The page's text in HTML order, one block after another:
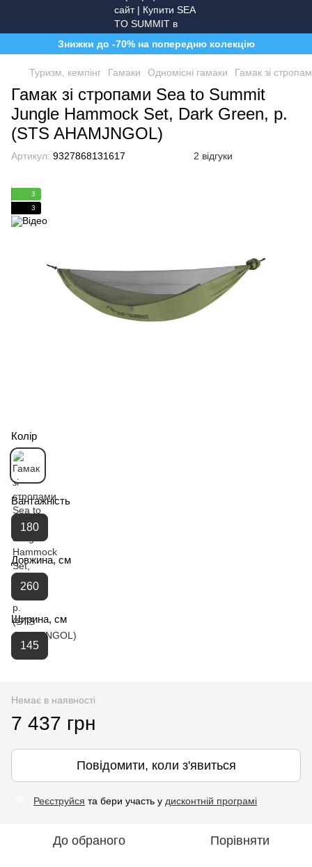
Знижки до -70% на попередню колекцію
Туризм, кемпінг Гамаки Одномісні гамаки Гамак зі
Гамак зі стропами Sea to Summit
Jungle Hammock Set, Dark Green, р.
(STS AHAMJNGOL)
Артикул: 9327868131617 2 відгуки
3
3
Колір
Вантажність
180
Довжина, см
260
Ширина, см
145
Немає в наявності
7 437 грн
Повідомити, коли з'явиться
Реєструйся та бери участь у дисконтній програмі
До обраного Порівняти